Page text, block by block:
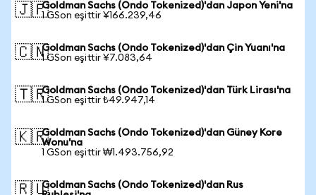
🇯🇵Goldman Sachs (Ondo Tokenized)'dan Japon Yeni'na
1 GSon eşittir ¥166.239,46
🇨🇳Goldman Sachs (Ondo Tokenized)'dan Çin Yuanı'na
1 GSon eşittir ¥7.083,64
🇹🇷Goldman Sachs (Ondo Tokenized)'dan Türk Lirası'na
1 GSon eşittir ₺49.947,14
🇰🇷Goldman Sachs (Ondo Tokenized)'dan Güney Kore
Wonu'na
1 GSon eşittir ₩1.493.756,92
🇷🇺Goldman Sachs (Ondo Tokenized)'dan Rus